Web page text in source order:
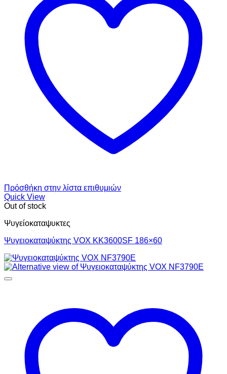
Πρόσθήκη στην λίστα επιθυμιών
Quick View
Out of stock
Ψυγείοκαταψυκτες
Ψυγειοκαταψύκτης VOX KK3600SF 186×60